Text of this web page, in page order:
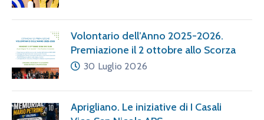
Volontario dell’Anno 2025-2026.
Premiazione il 2 ottobre allo Scorza
30 Luglio 2026
Aprigliano. Le iniziative di I Casali